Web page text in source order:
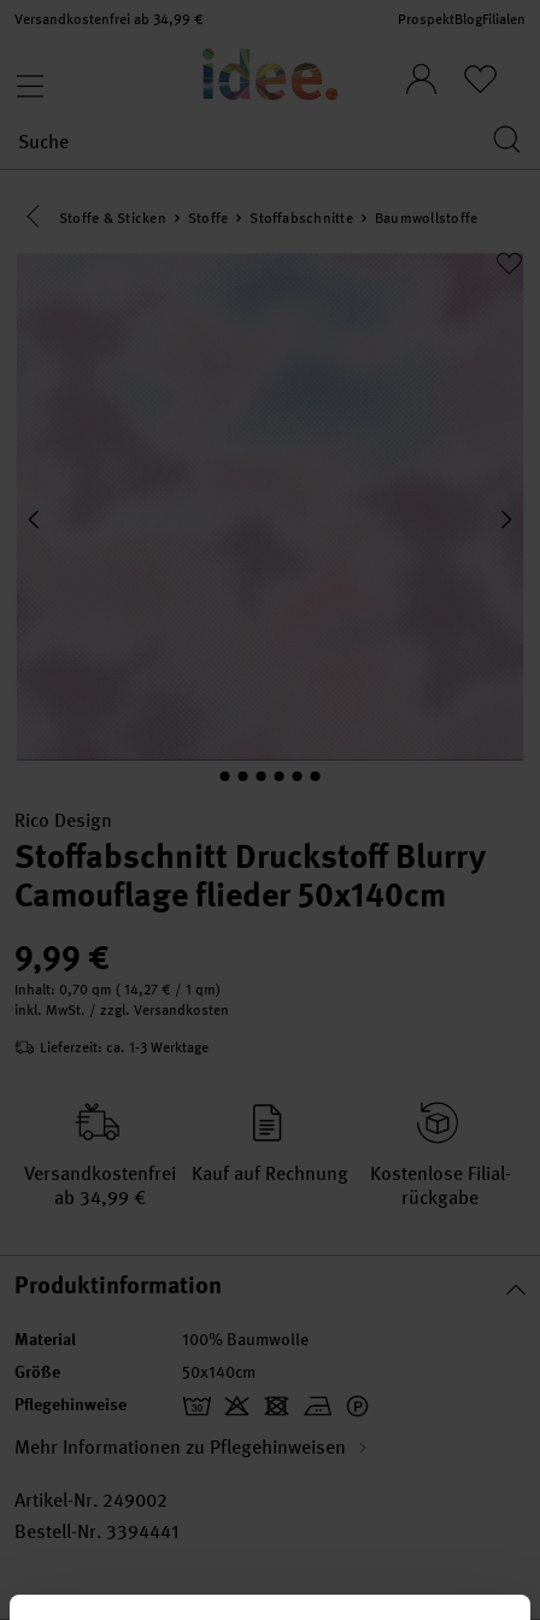
Versandkostenfrei ab 34,99 € ProspektBlogFilialen
Eine Kategorie zurück navigieren
Stoffe & Sticken Stoffe Stoffabschnitte Baumwollstoffe
Rico Design
Stoffabschnitt Druckstoff Blurry
Camouflage flieder 50x140cm
9,99 €
Inhalt: 0,70 qm ( 14,27 € / 1 qm)
inkl. MwSt. / zzgl. Versandkosten
Lieferzeit: ca. 1-3 Werktage
Versand­kosten­frei
ab 34,99 €
Kauf auf Rechnung
Kosten­lose Filial­
rückgabe
Produktinformation
Material 100% Baumwolle
Größe 50x140cm
Pflegehinweise
Mehr Informationen zu Pflegehinweisen
Artikel-Nr. 249002
Bestell-Nr. 3394441